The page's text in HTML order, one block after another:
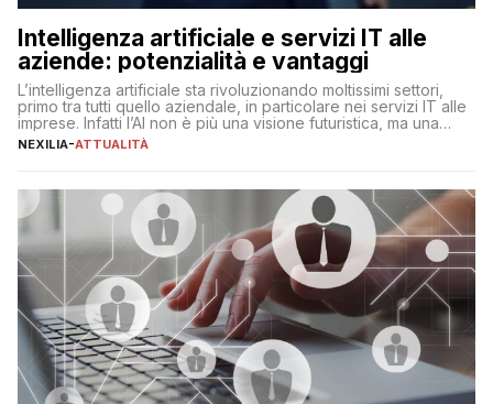
Intelligenza artificiale e servizi IT alle
aziende: potenzialità e vantaggi
L’intelligenza artificiale sta rivoluzionando moltissimi settori,
primo tra tutti quello aziendale, in particolare nei servizi IT alle
imprese. Infatti l’AI non è più una visione futuristica, ma una
realtà operativa che sta portando a un cambio significativo in
operazioni, bensì comporta […]
NEXILIA-ATTUALITÀ